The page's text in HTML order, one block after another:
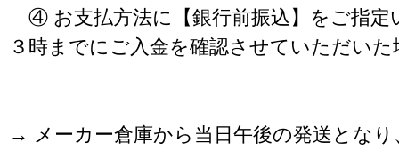
④ お支払方法に【銀行前振込】をご指定
３時までにご入金を確認させていただいた
→ メーカー倉庫から当日午後の発送となり